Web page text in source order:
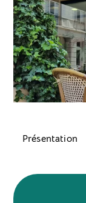
Présentation